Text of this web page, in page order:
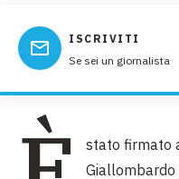
ISCRIVITI
Se sei un giornalista
stato firmato
Giallombardo